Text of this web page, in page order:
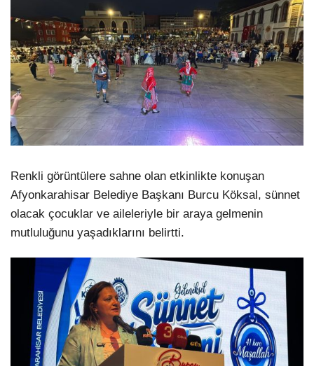
Renkli görüntülere sahne olan etkinlikte konuşan
Afyonkarahisar Belediye Başkanı Burcu Köksal, sünnet
olacak çocuklar ve aileleriyle bir araya gelmenin
mutluluğunu yaşadıklarını belirtti.